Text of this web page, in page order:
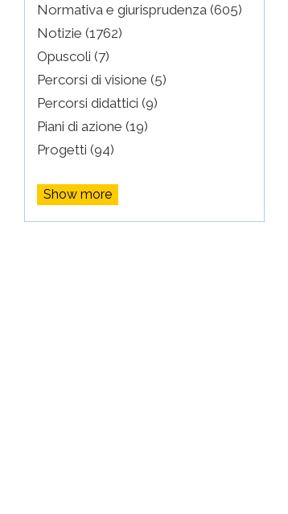
Normativa e giurisprudenza (605)
Notizie (1762)
Opuscoli (7)
Percorsi di visione (5)
Percorsi didattici (9)
Piani di azione (19)
Progetti (94)
Show more